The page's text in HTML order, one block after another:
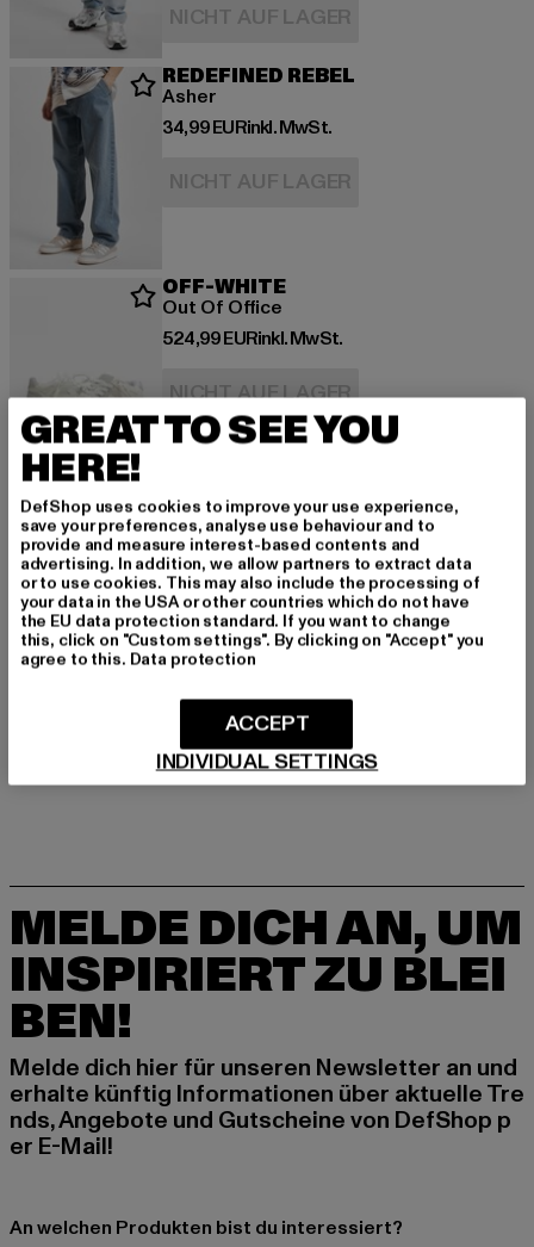
NICHT AUF LAGER
REDEFINED REBEL
Asher
34,99 EUR
Derzeitiger Preis: 34,99 EUR
inkl. MwSt.
NICHT AUF LAGER
OFF-WHITE
Out Of Office
524,99 EUR
Derzeitiger Preis: 524,99 EUR
inkl. MwSt.
NICHT AUF LAGER
URBAN CLASSICS
Bogota
17,99 EUR
Derzeitiger Preis: 17,99 EUR
inkl. MwSt.
NICHT AUF LAGER
MELDE DICH AN, UM
INSPIRIERT ZU BLEI
BEN!
Melde dich hier für unseren Newsletter an und
erhalte künftig Informationen über aktuelle Tre
nds, Angebote und Gutscheine von DefShop p
er E-Mail!
An welchen Produkten bist du interessiert?
GREAT TO SEE YOU
HERE!
DefShop uses cookies to improve your use experience,
save your preferences, analyse use behaviour and to
provide and measure interest-based contents and
advertising. In addition, we allow partners to extract data
or to use cookies. This may also include the processing of
your data in the USA or other countries which do not have
the EU data protection standard. If you want to change
this, click on "Custom settings". By clicking on "Accept" you
agree to this. Data protection
INDIVIDUAL SETTINGS
ACCEPT